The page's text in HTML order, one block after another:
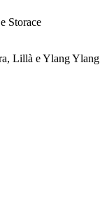
Storace
Lillà e Ylang Ylang